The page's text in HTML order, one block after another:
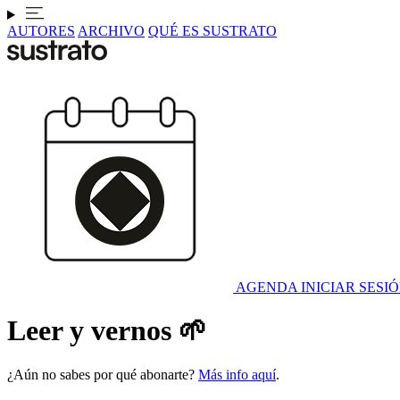
AUTORES ARCHIVO QUÉ ES SUSTRATO
AGENDA INICIAR
Leer y vernos 🌱
¿Aún no sabes por qué abonarte? Más info aquí.